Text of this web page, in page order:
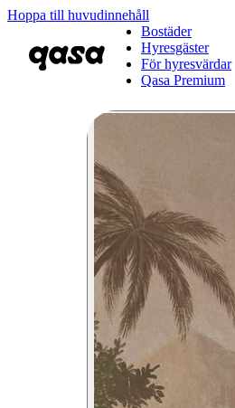
Hoppa till huvudinnehåll
Bostäder
Hyresgäster
För hyresvärdar
Qasa Premium